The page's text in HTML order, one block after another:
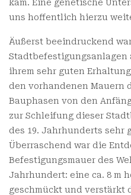
kam. Eine genetische
uns hoffentlich hierzu
Äußerst beeindruckend
ihrem sehr guten
den vorhandenen Mauern
Bauphasen von den
zur Schleifung dieser
des 19. Jahrhunderts sehr
Überraschend war die
Befestigungsmauer des
Jahrhundert: eine ca. 8 m
geschmückt und verstärkt